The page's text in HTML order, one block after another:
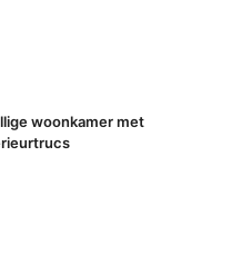
woonkamer met